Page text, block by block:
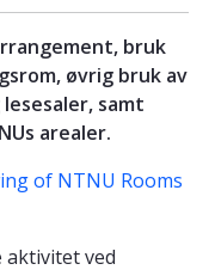
bruk
øvrig bruk av
samt
arealer.
of NTNU Rooms
ved